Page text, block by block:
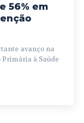
56% em
avanço na
à Saúde